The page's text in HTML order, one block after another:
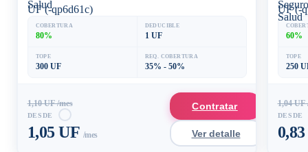
UF (-qp6d61c)
COBERTURA
80%
DEDUCIBLE
1 UF
TOPE
300 UF
REQ. COBERTURA
35% - 50%
1,10 UF /mes
DESDE
1,05 UF /mes
Contratar
Ver detalle
UF (-
60%
TOPE
250
1,04 UF
DESDE